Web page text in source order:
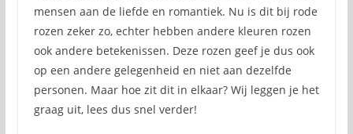
mensen aan de liefde en romantiek. Nu is dit bij rode
rozen zeker zo, echter hebben andere kleuren rozen
ook andere betekenissen. Deze rozen geef je dus ook
op een andere gelegenheid en niet aan dezelfde
personen. Maar hoe zit dit in elkaar? Wij leggen je het
graag uit, lees dus snel verder!